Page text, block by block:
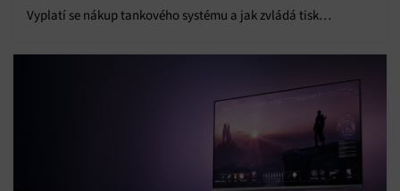
Vyplatí se nákup tankového systému a jak zvládá tisk